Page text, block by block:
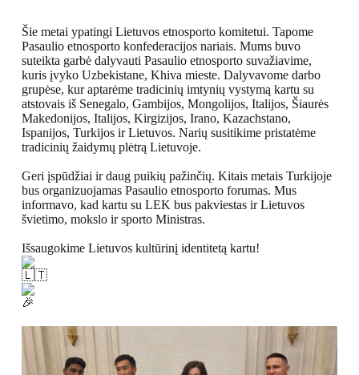
Šie metai ypatingi Lietuvos etnosporto komitetui. Tapome
Pasaulio etnosporto konfederacijos nariais. Mums buvo
suteikta garbė dalyvauti Pasaulio etnosporto suvažiavime,
kuris įvyko Uzbekistane, Khiva mieste. Dalyvavome darbo
grupėse, kur aptarėme tradicinių imtynių vystymą kartu su
atstovais iš Senegalo, Gambijos, Mongolijos, Italijos, Šiaurės
Makedonijos, Italijos, Kirgizijos, Irano, Kazachstano,
Ispanijos, Turkijos ir Lietuvos. Narių susitikime pristatėme
tradicinių žaidymų plėtrą Lietuvoje.
Geri įspūdžiai ir daug puikių pažinčių. Kitais metais Turkijoje
bus organizuojamas Pasaulio etnosporto forumas. Mus
informavo, kad kartu su LEK bus pakviestas ir Lietuvos
švietimo, mokslo ir sporto Ministras.
Išsaugokime Lietuvos kultūrinį identitetą kartu!